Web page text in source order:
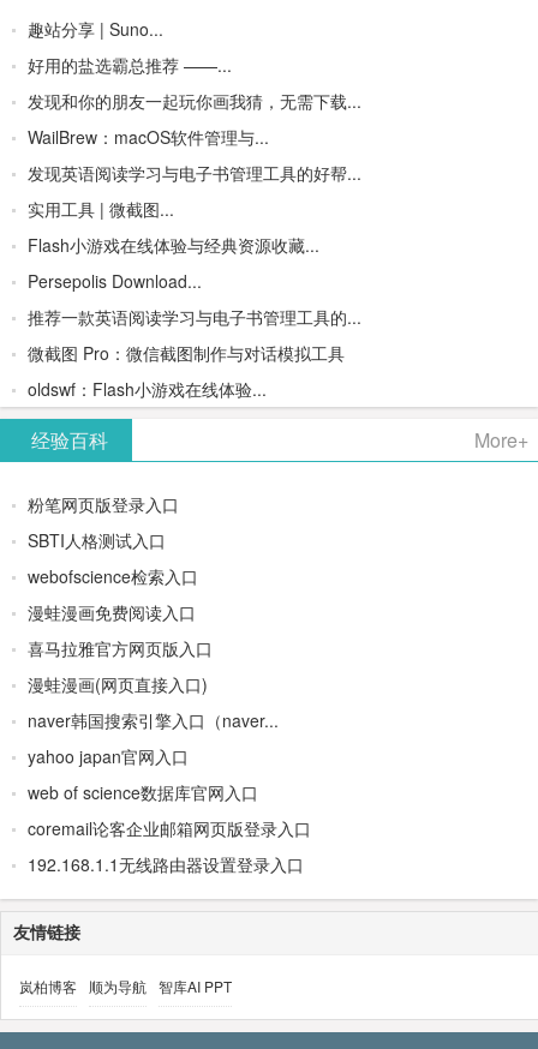
趣站分享 | Suno...
好用的盐选霸总推荐 ——...
发现和你的朋友一起玩你画我猜，无需下载...
WailBrew：macOS软件管理与...
发现英语阅读学习与电子书管理工具的好帮...
实用工具 | 微截图...
Flash小游戏在线体验与经典资源收藏...
Persepolis Download...
推荐一款英语阅读学习与电子书管理工具的...
微截图 Pro：微信截图制作与对话模拟工具
oldswf：Flash小游戏在线体验...
经验百科 More+
粉笔网页版登录入口
SBTI人格测试入口
webofscience检索入口
漫蛙漫画免费阅读入口
喜马拉雅官方网页版入口
漫蛙漫画(网页直接入口)
naver韩国搜索引擎入口（naver...
yahoo japan官网入口
web of science数据库官网入口
coremail论客企业邮箱网页版登录入口
192.168.1.1无线路由器设置登录入口
友情链接
岚柏博客 顺为导航 智库AI PPT